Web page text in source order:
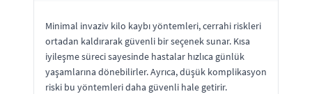
Minimal invaziv kilo kaybı yöntemleri, cerrahi riskleri
ortadan kaldırarak güvenli bir seçenek sunar. Kısa
iyileşme süreci sayesinde hastalar hızlıca günlük
yaşamlarına dönebilirler. Ayrıca, düşük komplikasyon
riski bu yöntemleri daha güvenli hale getirir.